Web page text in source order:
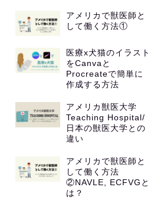
アメリカで獣医師と
して働く方法①
医療x犬猫のイラスト
をCanvaと
Procreateで簡単に
作成する方法
アメリカ獣医大学
Teaching Hospital/
日本の獣医大学との
違い
アメリカで獣医師と
して働く方法
②NAVLE, ECFVGと
は？